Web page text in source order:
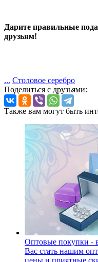
Дарите правильные
друзьям!
... Столовое серебро
Поделиться с друзьями:
Также вам могут быть
Оптовые покупки -
Вас стать нашим
цены и приятные